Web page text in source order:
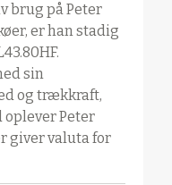
brug på Peter
er han stadig
sin
og trækkraft,
oplever Peter
giver valuta for